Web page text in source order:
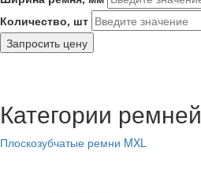
Количество, шт
Запросить цену
Категории ремней
Плоскозубчатые ремни MXL